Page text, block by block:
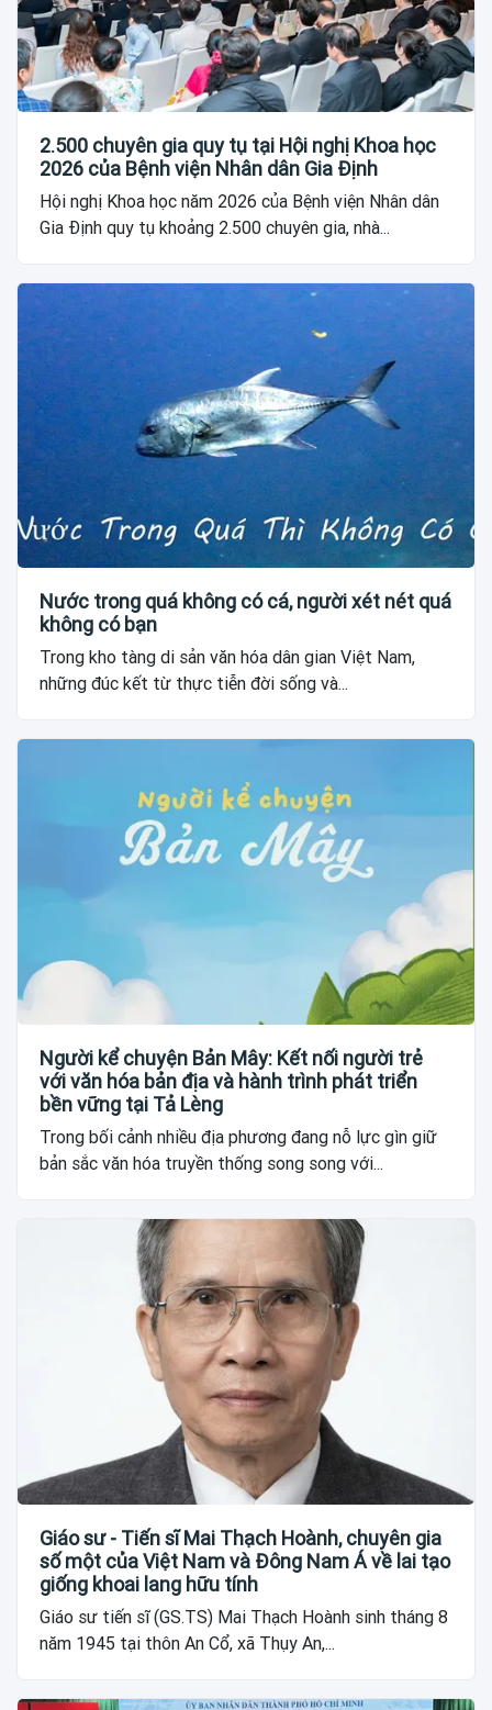
2.500 chuyên gia quy tụ tại Hội nghị Khoa học
2026 của Bệnh viện Nhân dân Gia Định
Hội nghị Khoa học năm 2026 của Bệnh viện Nhân dân
Gia Định quy tụ khoảng 2.500 chuyên gia, nhà...
Nước trong quá không có cá, người xét nét quá
không có bạn
Trong kho tàng di sản văn hóa dân gian Việt Nam,
những đúc kết từ thực tiễn đời sống và...
Người kể chuyện Bản Mây: Kết nối người trẻ
với văn hóa bản địa và hành trình phát triển
bền vững tại Tả Lèng
Trong bối cảnh nhiều địa phương đang nỗ lực gìn giữ
bản sắc văn hóa truyền thống song song với...
Giáo sư - Tiến sĩ Mai Thạch Hoành, chuyên gia
số một của Việt Nam và Đông Nam Á về lai tạo
giống khoai lang hữu tính
Giáo sư tiến sĩ (GS.TS) Mai Thạch Hoành sinh tháng 8
năm 1945 tại thôn An Cổ, xã Thụy An,...